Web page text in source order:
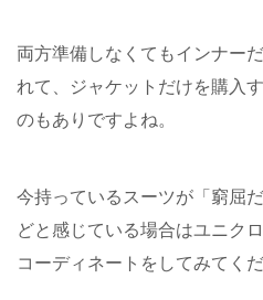
両方準備しなくてもインナー
れて、ジャケットだけを購入
のもありですよね。
今持っているスーツが「窮屈
どと感じている場合はユニク
コーディネートをしてみてくだ